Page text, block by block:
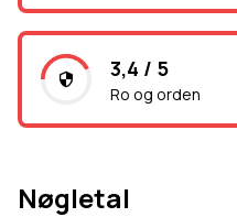
3,4 / 5
Ro og orden
Nøgletal